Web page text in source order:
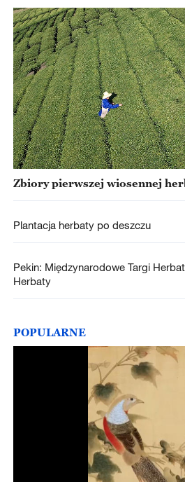
Zbiory pierwszej wiosennej
Plantacja herbaty po deszczu
Pekin: Międzynarodowe Targi
Herbaty
POPULARNE